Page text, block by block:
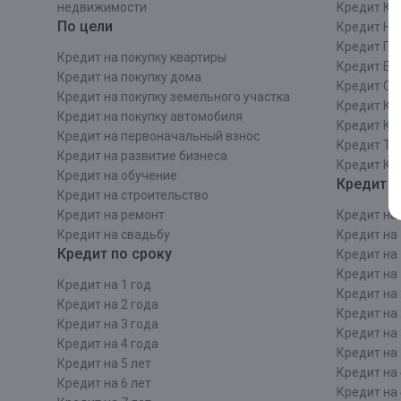
недвижимости
По цели
Кредит на покупку квартиры
Кредит на покупку дома
Кредит на покупку земельного участка
Кредит на покупку автомобиля
Кредит на первоначальный взнос
Кредит на развитие бизнеса
Кредит на обучение
Кредит на строительcтво
Кредит на ремонт
Кредит на свадьбу
Кредит по сроку
Кредит на 1 год
Кредит на 2 года
Кредит на 3 года
Кредит на 4 года
Кредит на 5 лет
Кредит на 6 лет
Кредит
Кредит
Кредит
Кредит
Кредит
Кредит
Кредит
Кредит
Кредит
Кредит
Кредит на
Кредит на
Кредит на
Кредит на
Кредит на
Кредит на
Кредит на
Кредит на
Кредит на
Кредит на